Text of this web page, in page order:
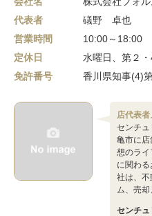
代表者
礒野 卓也
営業時間
10:00～18:00
定休日
水曜日、第２
免許番号
香川県知事(4)
店代表
センチ
亀市に店
想のライ
に関わ
社は、不
ム、売却
センチ